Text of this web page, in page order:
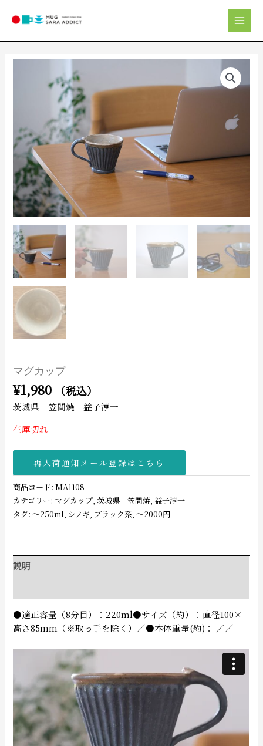
マグカップ
¥1,980 （税込）
茨城県 笠間焼 益子淳一
在庫切れ
再入荷通知メール登録はこちら
商品コード:MA1108
カテゴリー: マグカップ ,茨城県 笠間焼 益子淳一
タグ:〜250ml シノギ ブラック系 ,〜2000円
説明
●適正容量（8分目）：220ml●サイズ（約）：直径100×
高さ85mm（※取っ手を除く）／●本体重量(約)： ／／